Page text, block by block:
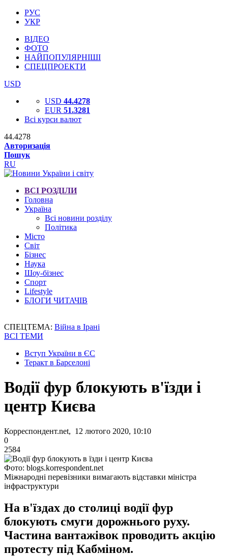
РУС
УКР
ВІДЕО
ФОТО
НАЙПОПУЛЯРНІШІ
СПЕЦПРОЕКТИ
USD
USD 44.4278
EUR 51.3281
Всі курси валют
44.4278
Авторизація
Пошук
RU
ВСІ РОЗДІЛИ
Головна
Україна
Всі новини розділу
Політика
Місто
Світ
Бізнес
Наука
Шоу-бізнес
Спорт
Lifestyle
БЛОГИ ЧИТАЧІВ
СПЕЦТЕМА: Війна в Ірані
ВСІ ТЕМИ
Вступ України в ЄС
Теракт в Барселоні
Водії фур блокують в'їзди і
центр Києва
Корреспондент.net, 12 лютого 2020, 10:10
0
2584
Фото: blogs.korrespondent.net
Міжнародні перевізники вимагають відставки міністра
інфраструктури
На в'їздах до столиці водії фур
блокують смуги дорожнього руху.
Частина вантажівок проводить акцію
протесту під Кабміном.